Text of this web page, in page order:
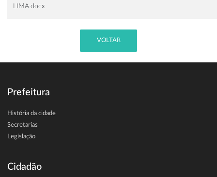
LIMA.docx
VOLTAR
Prefeitura
História da cidade
Secretarias
Legislação
Cidadão